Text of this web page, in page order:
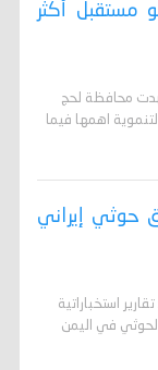
مستقبل أكثر
محافظة لحج
اهمها فيما
حوثي إيراني
استخباراتية
في اليمن